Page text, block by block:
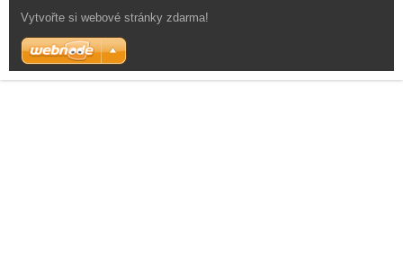
Vytvořte si webové stránky zdarma!